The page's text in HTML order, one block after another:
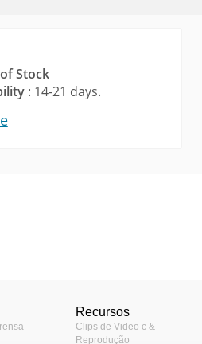
Stock
: 14-21 days.
de
Recursos
Clips de Video c &
Reprodução